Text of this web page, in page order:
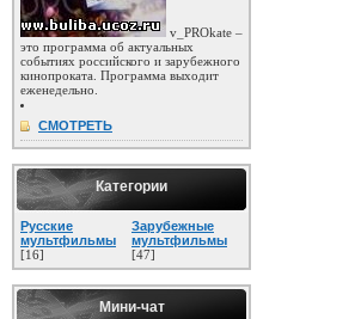
v_PROkate –
это программа об актуальных
событиях российского и зарубежного
кинопроката. Программа выходит
еженедельно.
СМОТРЕТЬ
Категории
Русские
мультфильмы
[16]
Зарубежные
мультфильмы
[47]
Мини-чат